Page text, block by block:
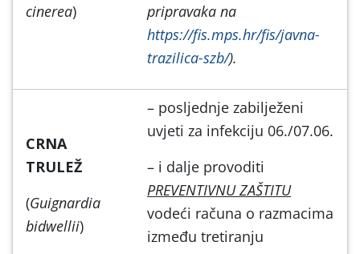
cinerea)
pripravaka na
https://fis.mps.hr/fis/javna-
trazilica-szb/).
CRNA
TRULEŽ
(Guignardia
bidwellii)
– posljednje zabilježeni
uvjeti za infekciju 06./07.06.
– i dalje provoditi
PREVENTIVNU ZAŠTITU
vodeći računa o razmacima
između tretiranju